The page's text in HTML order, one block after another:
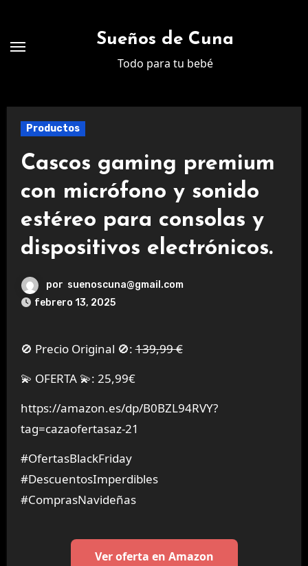
contenido
Sueños de Cuna
Todo para tu bebé
Productos
Cascos gaming premium
con micrófono y sonido
estéreo para consolas y
dispositivos electrónicos.
por suenoscuna@gmail.com
febrero 13, 2025
🚫 Precio Original 🚫:139,99 €
💫 OFERTA 💫: 25,99€
https://amazon.es/dp/B0BZL94RVY?
tag=cazaofertasaz-21
#OfertasBlackFriday
#DescuentosImperdibles
#ComprasNavideñas
Ver oferta en Amazon